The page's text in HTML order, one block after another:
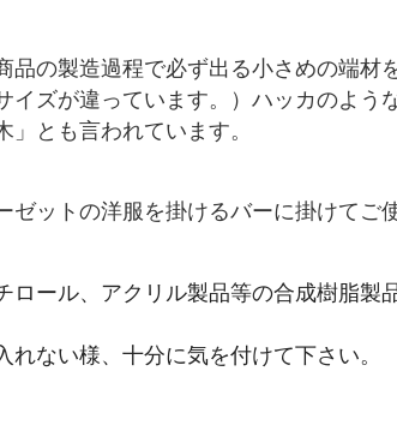
品の製造過程で必ず出る小さめの端材
イズが違っています。） ハッカのよう
」とも言われています。
ゼットの洋服を掛けるバーに掛けてご
ロール、 アクリル製品等の合成樹脂製
れない様、十分に気を付けて下さい。